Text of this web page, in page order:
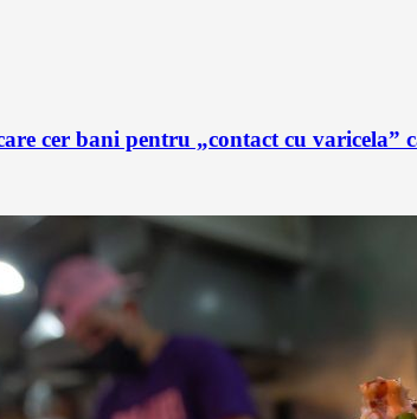
cer bani pentru „contact cu varicela”